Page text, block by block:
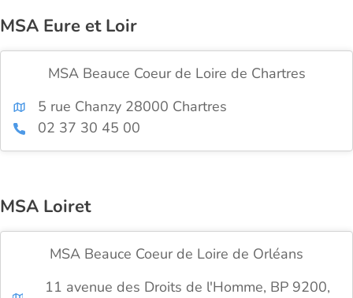
MSA Eure et Loir
MSA Beauce Coeur de Loire de Chartres
5 rue Chanzy 28000 Chartres
02 37 30 45 00
MSA Loiret
MSA Beauce Coeur de Loire de Orléans
11 avenue des Droits de l'Homme, BP 9200,